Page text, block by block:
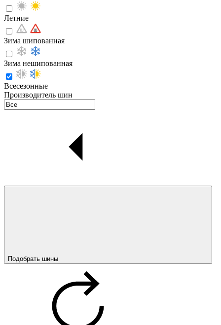
Летние
Зима шипованная
Зима нешипованная
Всесезонные
Производитель шин
Подобрать шины